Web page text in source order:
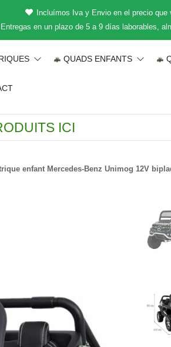
Incluímos Iva y Envio en el precio que
Entregas en un plazo de 5 a 9 días laborables,
QUADS ENFANTS
enfant Mercedes-Benz Unimog 12V